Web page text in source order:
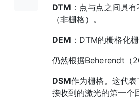
DTM ：点与点之间具
（非栅格）。
DEM ：DTM的栅格化栅
仍然根据Beherendt（
DSM作为栅格。这代
接收到的激光的第一个